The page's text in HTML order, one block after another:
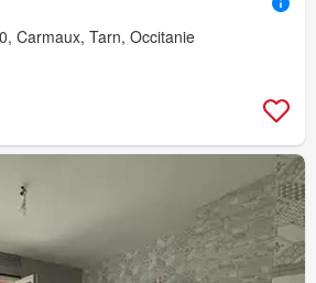
Carmaux, Tarn, Occitanie